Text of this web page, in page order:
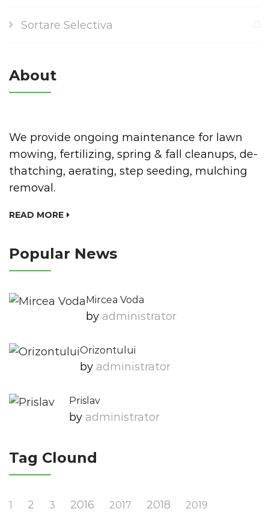
Sortare Selectiva
About
We provide ongoing maintenance for lawn
mowing, fertilizing, spring & fall cleanups, de-
thatching, aerating, step seeding, mulching
removal.
READ MORE
Popular News
Mircea Voda
by Administrator
Orizontului
by Administrator
Prislav
by Administrator
Tag Clound
1 2 3 2016 2017 2018 2019